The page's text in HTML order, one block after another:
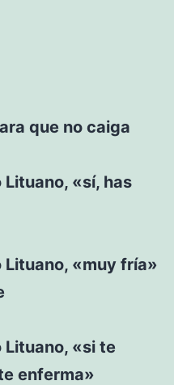
que no caiga
«sí, has
«muy fría»
«si te
enferma»